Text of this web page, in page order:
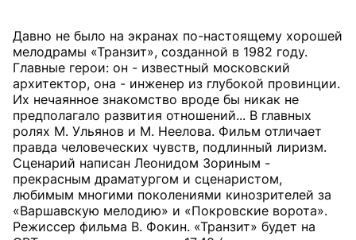
Давно не было на экранах по-настоящему хорошей
мелодрамы «Транзит», созданной в 1982 году.
Главные герои: он - известный московский
архитектор, она - инженер из глубокой провинции.
Их нечаянное знакомство вроде бы никак не
предполагало развития отношений... В главных
ролях М. Ульянов и М. Неелова. Фильм отличает
правда человеческих чувств, подлинный лиризм.
Сценарий написан Леонидом Зориным -
прекрасным драматургом и сценаристом,
любимым многими поколениями кинозрителей за
«Варшавскую мелодию» и «Покровские ворота».
Режиссер фильма В. Фокин. «Транзит» будет на